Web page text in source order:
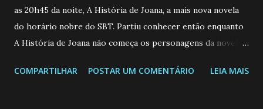
as 20h45 da noite, A História de Joana, a mais nova novela
do horário nobre do SBT. Partiu conhecer então enquanto
A História de Joana não começa os personagens da novela?
de 25/05/26 a 31/05/26 JOANA GUADALUPE (Camila
COMPARTILHAR POSTAR UM COMENTÁRIO LEIA MAIS